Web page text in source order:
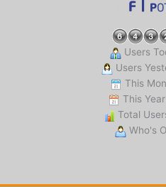
Users
Users
This
This
Total
Who's